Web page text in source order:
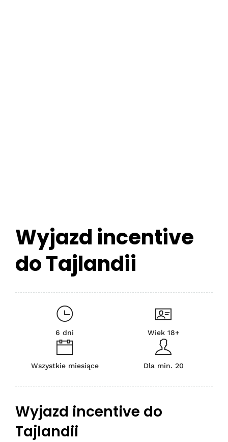
Wyjazd incentive
do Tajlandii
6 dni Wiek 18+
Wszystkie miesiące Dla min. 20
Wyjazd incentive do
Tajlandii